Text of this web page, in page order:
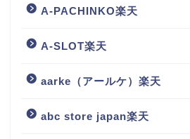
A-PACHINKO楽天
A-SLOT楽天
aarke（アールケ）楽天
abc store japan楽天